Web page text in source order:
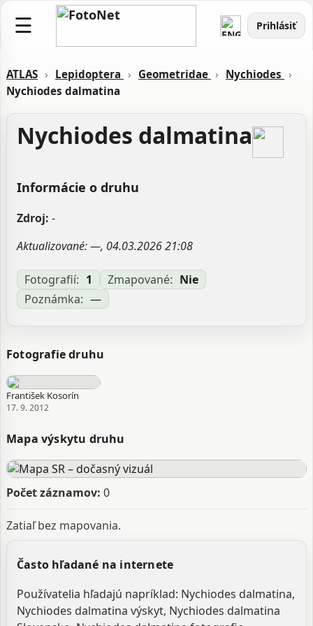
☰ Prihlásiť
ATLAS › Lepidoptera › Geometridae › Nychiodes ›
Nychiodes dalmatina
Nychiodes dalmatina
Informácie o druhu
Zdroj: -
Aktualizované: —, 04.03.2026 21:08
Fotografií: 1 Zmapované: Nie
Poznámka: —
Fotografie druhu
František Kosorín
17. 9. 2012
Mapa výskytu druhu
Počet záznamov: 0
Zatiaľ bez mapovania.
Často hľadané na internete
Používatelia hľadajú napríklad: Nychiodes dalmatina,
Nychiodes dalmatina výskyt, Nychiodes dalmatina